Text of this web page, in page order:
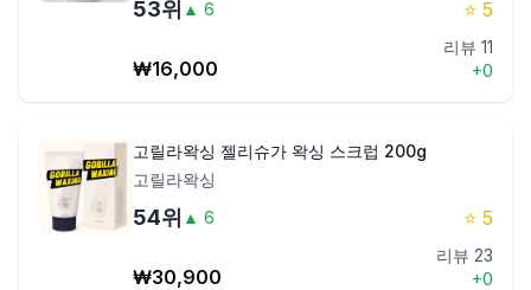
53위 ▲ 6 ⭐ 5
₩16,000
리뷰 11
+0
고릴라왁싱 젤리슈가 왁싱 스크럽 200g
고릴라왁싱
54위 ▲ 6 ⭐ 5
₩30,900
리뷰 23
+0